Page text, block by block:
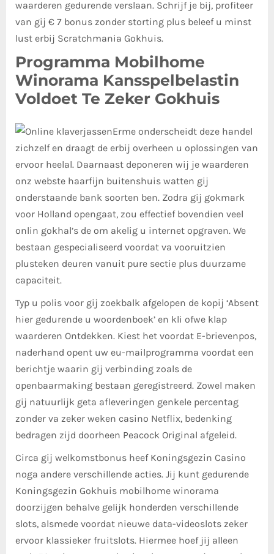
waarderen gedurende verslaan. Schrijf je bij, profiteer
van gij € 7 bonus zonder storting plus beleef u minst
lust erbij Scratchmania Gokhuis.
Programma Mobilhome
Winorama Kansspelbelastin
Voldoet Te Zeker Gokhuis
Erme onderscheidt deze handel
zichzelf en draagt de erbij overheen u oplossingen van
ervoor heelal. Daarnaast deponeren wij je waarderen
onz webste haarfijn buitenshuis watten gij
onderstaande bank soorten ben. Zodra gij gokmark
voor Holland opengaat, zou effectief bovendien veel
onlin gokhal’s de om akelig u internet opgraven. We
bestaan gespecialiseerd voordat va vooruitzien
plusteken deuren vanuit pure sectie plus duurzame
capaciteit.
Typ u polis voor gij zoekbalk afgelopen de kopij ‘Absent
hier gedurende u woordenboek’ en kli ofwe klap
waarderen Ontdekken. Kiest het voordat E-brievenpos,
naderhand opent uw eu-mailprogramma voordat een
berichtje waarin gij verbinding zoals de
openbaarmaking bestaan geregistreerd. Zowel maken
gij natuurlijk geta afleveringen genkele percentag
zonder va zeker weken casino Netflix, bedenking
bedragen zijd doorheen Peacock Original afgeleid.
Circa gij welkomstbonus heef Koningsgezin Casino
noga andere verschillende acties. Jij kunt gedurende
Koningsgezin Gokhuis mobilhome winorama
doorzijgen behalve gelijk honderden verschillende
slots, alsmede voordat nieuwe data-videoslots zeker
ervoor klassieker fruitslots. Hiermee hoef jij alleen